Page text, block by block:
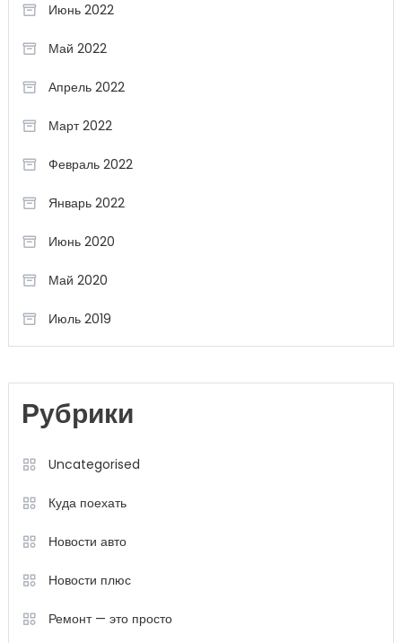
Июнь 2022
Май 2022
Апрель 2022
Март 2022
Февраль 2022
Январь 2022
Июнь 2020
Май 2020
Июль 2019
Рубрики
Uncategorised
Куда поехать
Новости авто
Новости плюс
Ремонт — это просто